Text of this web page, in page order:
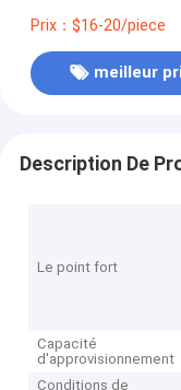
Necklace
Prix：$16-20/piece
meilleur
Description De
Le point fort
Capacité
d'approvisionnement
Conditions de